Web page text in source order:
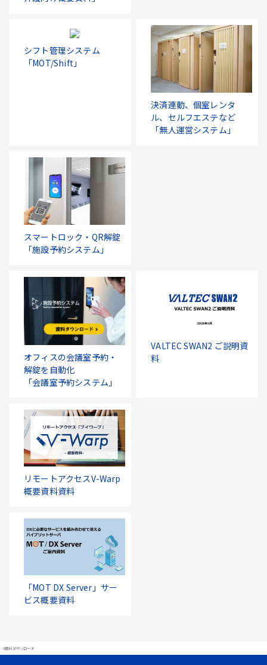
シフト管理システム
「MOT/Shift」
決済連動、個室レンタ
ル、セルフエステなど
「無人運営システム」
スマートロック・QR解錠
「施設予約システム」
オフィスの会議室予約・
解錠を自動化
「会議室予約システム」
VALTEC SWAN2 ご説明資
料
リモートアクセスV-Warp
概要資料資料
「MOT DX Server」サー
ビス概要資料
#資料ダウンロード